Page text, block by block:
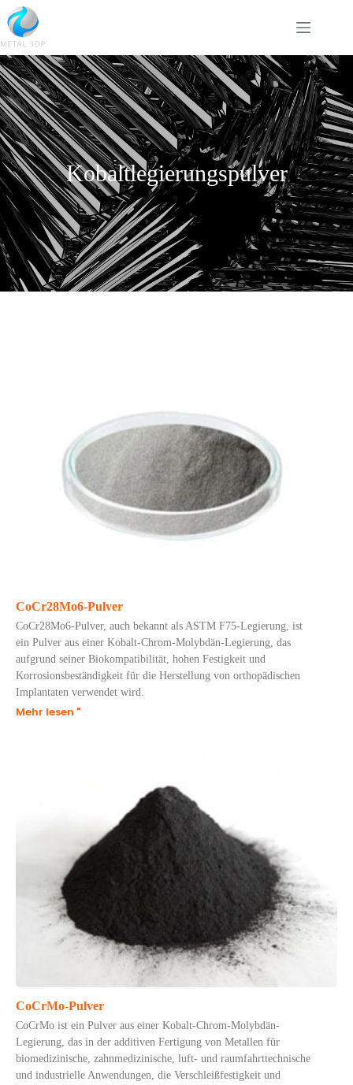
Kobaltlegierungspulver
CoCr28Mo6-Pulver
CoCr28Mo6-Pulver, auch bekannt als ASTM F75-Legierung, ist
ein Pulver aus einer Kobalt-Chrom-Molybdän-Legierung, das
aufgrund seiner Biokompatibilität, hohen Festigkeit und
Korrosionsbeständigkeit für die Herstellung von orthopädischen
Implantaten verwendet wird.
Mehr lesen "
CoCrMo-Pulver
CoCrMo ist ein Pulver aus einer Kobalt-Chrom-Molybdän-
Legierung, das in der additiven Fertigung von Metallen für
biomedizinische, zahnmedizinische, luft- und raumfahrttechnische
und industrielle Anwendungen, die Verschleißfestigkeit und